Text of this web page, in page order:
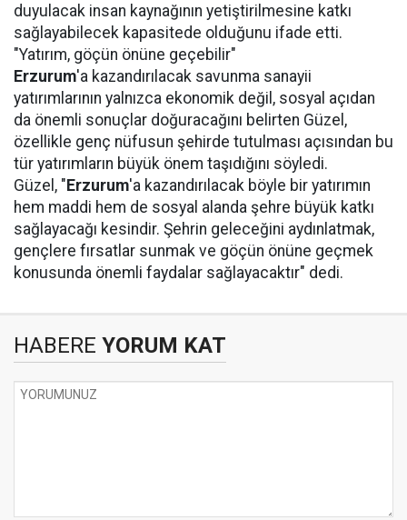
duyulacak insan kaynağının yetiştirilmesine katkı
sağlayabilecek kapasitede olduğunu ifade etti.
"Yatırım, göçün önüne geçebilir"
Erzurum'a kazandırılacak savunma sanayii
yatırımlarının yalnızca ekonomik değil, sosyal açıdan
da önemli sonuçlar doğuracağını belirten Güzel,
özellikle genç nüfusun şehirde tutulması açısından bu
tür yatırımların büyük önem taşıdığını söyledi.
Güzel, "Erzurum'a kazandırılacak böyle bir yatırımın
hem maddi hem de sosyal alanda şehre büyük katkı
sağlayacağı kesindir. Şehrin geleceğini aydınlatmak,
gençlere fırsatlar sunmak ve göçün önüne geçmek
konusunda önemli faydalar sağlayacaktır" dedi.
HABERE YORUM KAT